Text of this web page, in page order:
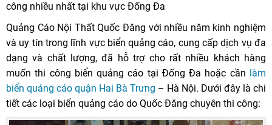
công nhiều nhất tại khu vực Đống Đa
Quảng Cáo Nội Thất Quốc Đăng với nhiều năm kinh nghiệm
và uy tín trong lĩnh vực biển quảng cáo, cung cấp dịch vụ đa
dạng và chất lượng, đã hỗ trợ cho rất nhiều khách hàng
muốn thi công biển quảng cáo tại Đống Đa hoặc cần
làm
biển quảng cáo quận Hai Bà Trưng – Hà Nội. Dưới đây là chi
tiết các loại biển quảng cáo do Quốc Đăng chuyên thi công: